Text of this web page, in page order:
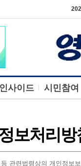
인사이드 시민참여
보처리방
관련법령상의 개인정보